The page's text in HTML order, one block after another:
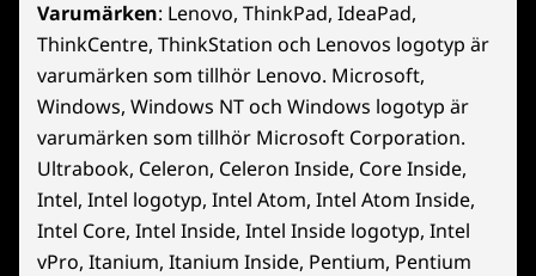
Varumärken: Lenovo, ThinkPad, IdeaPad,
ThinkCentre, ThinkStation och Lenovos logotyp är
varumärken som tillhör Lenovo. Microsoft,
Windows, Windows NT och Windows logotyp är
varumärken som tillhör Microsoft Corporation.
Ultrabook, Celeron, Celeron Inside, Core Inside,
Intel, Intel logotyp, Intel Atom, Intel Atom Inside,
Intel Core, Intel Inside, Intel Inside logotyp, Intel
vPro, Itanium, Itanium Inside, Pentium, Pentium